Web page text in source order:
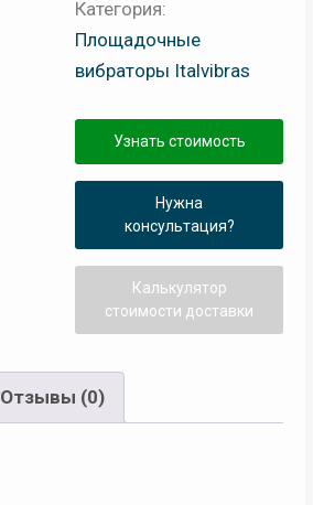
Категория:
Площадочные
вибраторы Italvibras
Узнать стоимость
Нужна
консультация?
Калькулятор
стоимости доставки
Отзывы (0)